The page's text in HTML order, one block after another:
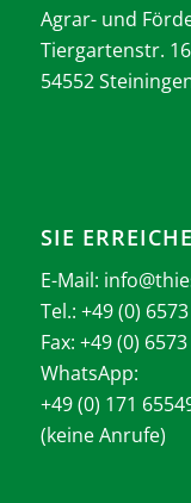
Agrar- und
Tiergartenstr. 16
54552
SIE
E-Mail:
Tel.: +49 (0)
Fax: +49 (0)
WhatsApp:
+49 (0) 171
(keine Anrufe)